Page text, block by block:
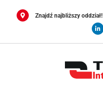
Znajdź najbliższy oddział!